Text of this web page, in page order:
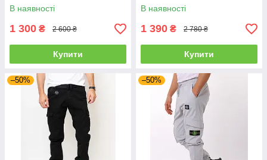
В наявності
1 300 ₴ 2 600 ₴
Купити
В наявності
1 390 ₴ 2 780 ₴
Купити
–50% –50%